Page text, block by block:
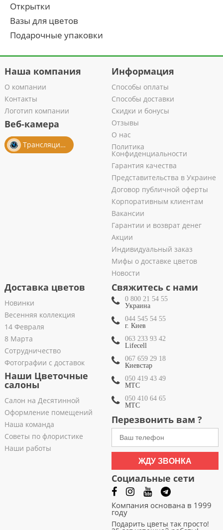
Открытки
Вазы для цветов
Подарочные упаковки
Наша компания
О компании
Контакты
Логотип компании
Веб-камера
Трансляция из салона
Информация
Способы оплаты
Способы доставки
Скидки и бонусы
Отзывы
О нас
Политика
Конфиденциальности
Гарантия качества
Представительства в Украине
Договор публичной оферты
Корпоративным клиентам
Вакансии
Гарантии и возврат денег
Акции
Индивидуальный заказ
Мифы о доставке цветов
Новости
Доставка цветов
Новинки
Весенняя коллекция
14 Февраля
8 Марта
Сотрудничество
Фотографии с доставок
Наши Цветочные
салоны
Салон на Десятинной
Оформление помещений
Наша команда
Советы по флористике
Наши работы
Свяжитесь с нами
0 800 21 54 55
Украина
044 545 54 55
г. Киев
063 233 93 42
Lifecell
067 659 29 18
Киевстар
050 419 43 49
МТС
050 410 64 65
МТС
Перезвонить вам ?
ЖДУ ЗВОНКА
Социальные сети
Компания основана в 1999
году
Подарить цветы так просто!